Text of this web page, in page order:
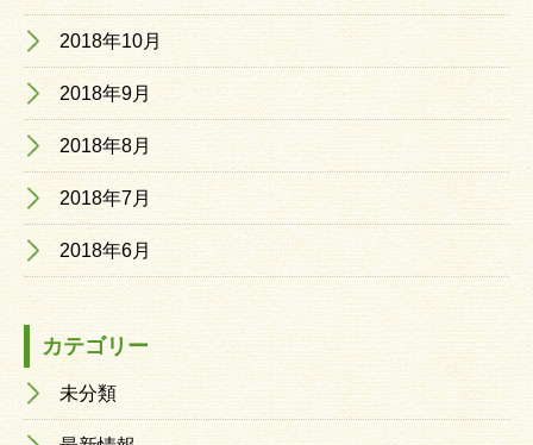
2018年10月
2018年9月
2018年8月
2018年7月
2018年6月
カテゴリー
未分類